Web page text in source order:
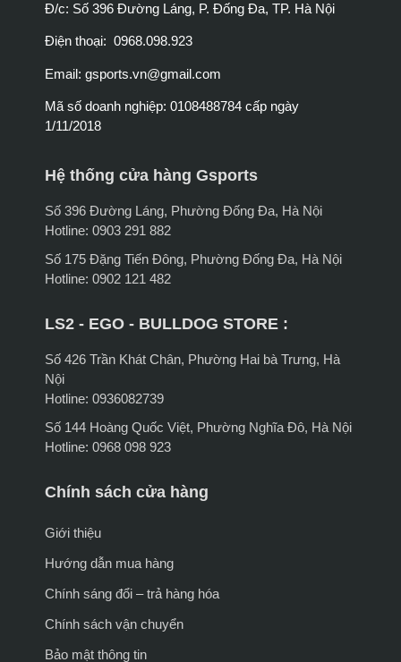
Đ/c: Số 396 Đường Láng, P. Đống Đa, TP. Hà Nội
Điện thoại: 0968.098.923
Email: gsports.vn@gmail.com
Mã số doanh nghiệp: 0108488784 cấp ngày
1/11/2018
Hệ thống cửa hàng Gsports
Số 396 Đường Láng, Phường Đống Đa, Hà Nội
Hotline: 0903 291 882
Số 175 Đặng Tiến Đông, Phường Đống Đa, Hà Nội
Hotline: 0902 121 482
LS2 - EGO - BULLDOG STORE :
Số 426 Trần Khát Chân, Phường Hai bà Trưng, Hà
Nội
Hotline: 0936082739
Số 144 Hoàng Quốc Việt, Phường Nghĩa Đô, Hà Nội
Hotline: 0968 098 923
Chính sách cửa hàng
Giới thiệu
Hướng dẫn mua hàng
Chính sáng đổi – trả hàng hóa
Chính sách vận chuyển
Bảo mật thông tin